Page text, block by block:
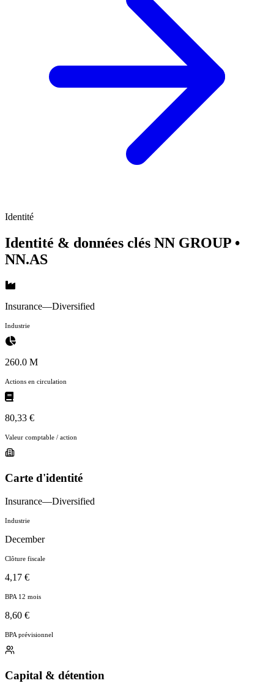
Identité
Identité & données clés NN GROUP •
NN.AS
Insurance—Diversified
Industrie
260.0 M
Actions en circulation
80,33 €
Valeur comptable / action
Carte d'identité
Insurance—Diversified
Industrie
December
Clôture fiscale
4,17 €
BPA 12 mois
8,60 €
BPA prévisionnel
Capital & détention